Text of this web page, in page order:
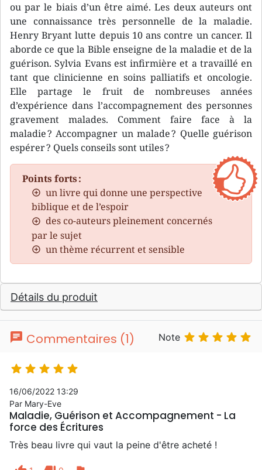
ou par le biais d’un être aimé. Les deux auteurs ont
une connaissance très personnelle de la maladie.
Henry Bryant lutte depuis 10 ans contre un cancer. Il
aborde ce que la Bible enseigne de la maladie et de la
guérison. Sylvia Evans est infirmière et a travaillé en
tant que clinicienne en soins palliatifs et oncologie.
Elle partage le fruit de nombreuses années
d’expérience dans l’accompagnement des personnes
gravement malades. Comment faire face à la
maladie ? Accompagner un malade ? Quelle guérison
espérer ? Quels conseils sont utiles ?
Points forts :
un livre qui donne une perspective
biblique et de l’espoir
des co-auteurs pleinement concernés
par le sujet
un thème récurrent et sensible
Détails du produit
chat Commentaires (1) Note     
    
16/06/2022 13:29
Par Mary-Eve
Maladie, Guérison et Accompagnement - La
force des Écritures
Très beau livre qui vaut la peine d'être acheté !